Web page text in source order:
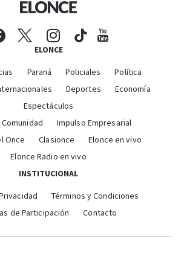
ELONCE
Paraná Policiales
Política
Deportes
Economía
Espectáculos
Impulso Empresarial
Once
Clasionce
Elonce en vivo
Elonce Radio en vivo
INSTITUCIONAL
Términos y Condiciones
de Participación
Contacto